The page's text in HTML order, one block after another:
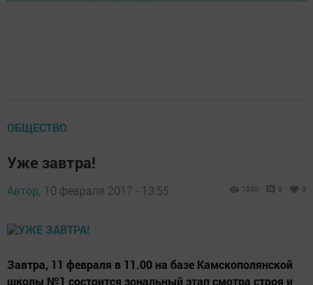
ОБЩЕСТВО
Уже завтра!
Автор, 10 февраля 2017 - 13:55 1030 0 0
Завтра, 11 февраля в 11.00 на базе Камскополянской
школы №1 состоится зональный этап смотра строя и